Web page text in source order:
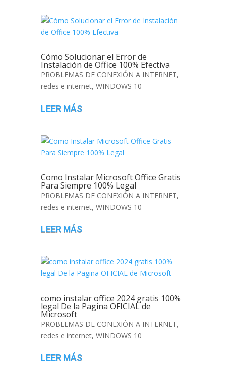
Cómo Solucionar el Error de
Instalación de Office 100% Efectiva
PROBLEMAS DE CONEXIÓN A INTERNET,
redes e internet, WINDOWS 10
LEER MÁS
Como Instalar Microsoft Office Gratis
Para Siempre 100% Legal
PROBLEMAS DE CONEXIÓN A INTERNET,
redes e internet, WINDOWS 10
LEER MÁS
como instalar office 2024 gratis 100%
legal De la Pagina OFICIAL de
Microsoft
PROBLEMAS DE CONEXIÓN A INTERNET,
redes e internet, WINDOWS 10
LEER MÁS